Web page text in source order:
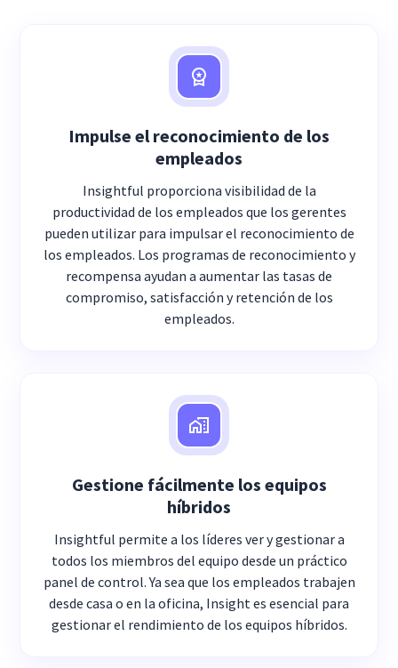
Impulse el reconocimiento de los
empleados
Insightful proporciona visibilidad de la
productividad de los empleados que los gerentes
pueden utilizar para impulsar el reconocimiento de
los empleados. Los programas de reconocimiento y
recompensa ayudan a aumentar las tasas de
compromiso, satisfacción y retención de los
empleados.
Gestione fácilmente los equipos
híbridos
Insightful permite a los líderes ver y gestionar a
todos los miembros del equipo desde un práctico
panel de control. Ya sea que los empleados trabajen
desde casa o en la oficina, Insight es esencial para
gestionar el rendimiento de los equipos híbridos.